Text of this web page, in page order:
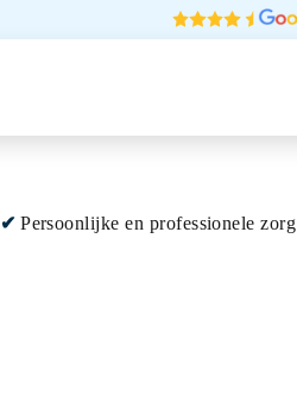
Persoonlijke en professionele zorg